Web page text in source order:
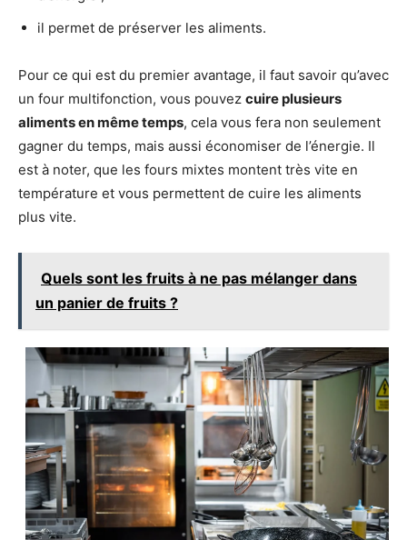
il permet de préserver les aliments.
Pour ce qui est du premier avantage, il faut savoir qu’avec
un four multifonction, vous pouvez cuire plusieurs
aliments en même temps, cela vous fera non seulement
gagner du temps, mais aussi économiser de l’énergie. Il
est à noter, que les fours mixtes montent très vite en
température et vous permettent de cuire les aliments
plus vite.
Quels sont les fruits à ne pas mélanger dans
un panier de fruits ?